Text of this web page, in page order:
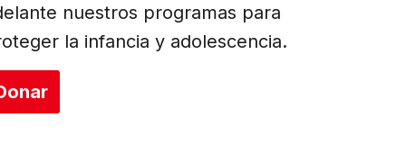
nuestros programas para
la infancia y adolescencia.